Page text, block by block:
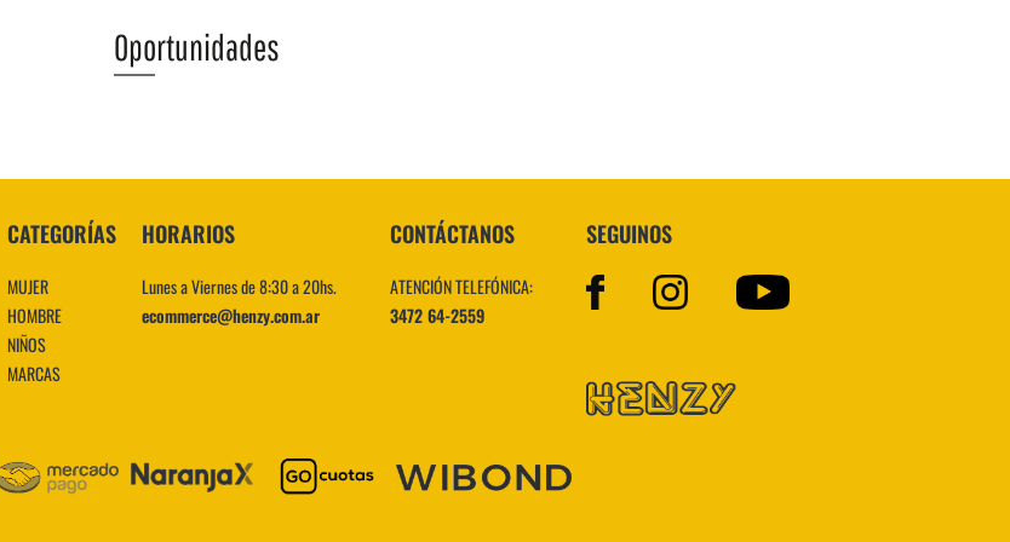
VER MÁS
Oportunidades
CATEGORÍAS
MUJER
HOMBRE
NIÑOS
MARCAS
HORARIOS
Lunes a Viernes de 8:30 a 20hs.
ecommerce@henzy.com.ar
CONTÁCTANOS
ATENCIÓN TELEFÓNICA:
3472 64-2559
SEGUINOS